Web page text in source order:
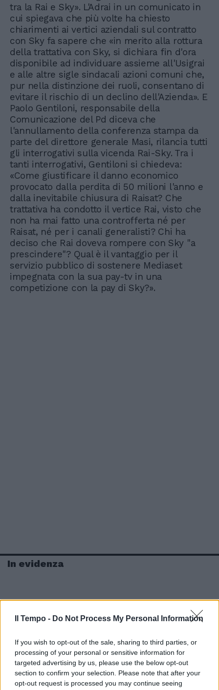
Il Tempo - Do Not Process My Personal Information
If you wish to opt-out of the sale, sharing to third parties, or
processing of your personal or sensitive information for
targeted advertising by us, please use the below opt-out
section to confirm your selection. Please note that after your
opt-out request is processed you may continue seeing
tra la Rai e Sky». L'Adrai in un comunicato in
cui spiegava che più volte ha chiesto
chiarimenti ai vertici aziendali sul contratto
con Sky fa sapere che «in merito alla rottura
della trattativa con Sky, si dichiara fin d'ora
disponibile ad individuare assieme all'Usigrai
e alle altre sigle sindacali azioni comuni che,
pur nella distinzione dei ruoli, consentano di
evitare il rischio di un declino dell'Azienda». E
Paolo Gentiloni, responsabile della
Comunicazione del Pd diceva che
l'annullamento della conferenza stampa da
parte del direttore generale Masi, rilancia tutti
gli interrogativi sulla vicenda Rai-Sky. Tra i
tanti interrogativi, Gentiloni si chiedeva:
«Come giustificare il danno economico
provocato dalla perdita di 50 milioni l'anno e
dalla inevitabile chiusura di Raisat? Che
trattativa ha condotto il vertice Rai, visto che
non ha mai fatto una controfferta né per
Raisat, né per i canali generalisti? Chi ha
deciso che Rai doveva rompere con Sky "a
prescindere"? Qual è il vantaggio per il
servizio pubblico di sostenere Mediaset
impegnata con la sua pay-tv in una
competizione con la pay di Sky?».
In evidenza